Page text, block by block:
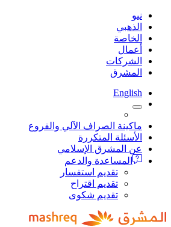
نيو
الذهبي
الخاصة
أعمال
الشركات
المشرق
English
ماكينة الصراف الآلي والفروع
الأسئلة المتكررة
عن المشرق الإسلامي
المساعدة والدعم
تقديم استفسار
تقديم اقتراح
تقديم شكوى